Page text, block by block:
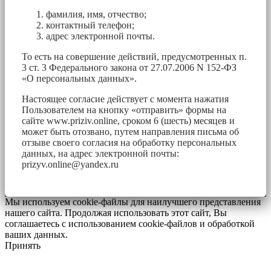
фамилия, имя, отчество;
контактный телефон;
адрес электронной почты.
То есть на совершение действий, предусмотренных п.
3 ст. 3 Федерального закона от 27.07.2006 N 152-ФЗ
«О персональных данных».
Настоящее согласие действует с момента нажатия
Пользователем на кнопку «отправить» формы на
сайте www.priziv.online, сроком 6 (шесть) месяцев и
может быть отозвано, путем направления письма об
отзыве своего согласия на обработку персональных
данных, на адрес электронной почты:
prizyv.online@yandex.ru
Мы используем cookie-файлы для наилучшего представления
нашего сайта. Продолжая использовать этот сайт, Вы
соглашаетесь с использованием cookie-файлов и обработкой
ваших данных.
Принять